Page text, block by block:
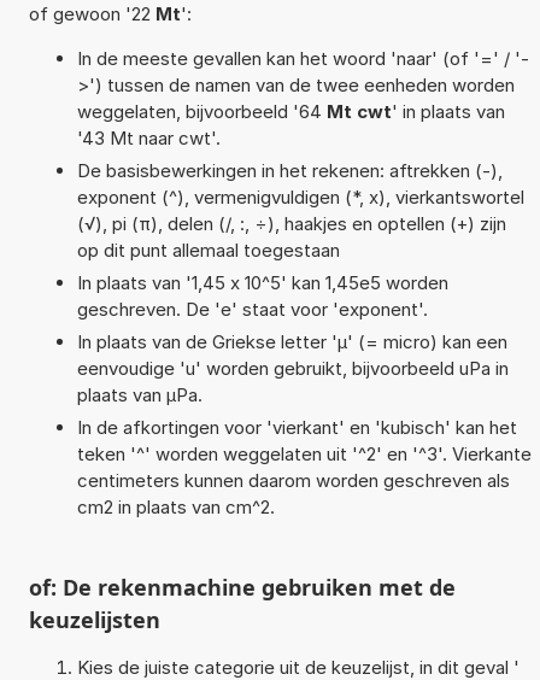
of gewoon '22 Mt':
In de meeste gevallen kan het woord 'naar' (of '=' / '-
>') tussen de namen van de twee eenheden worden
weggelaten, bijvoorbeeld '64 Mt cwt' in plaats van
'43 Mt naar cwt'.
De basisbewerkingen in het rekenen: aftrekken (-),
exponent (^), vermenigvuldigen (*, x), vierkantswortel
(√), pi (π), delen (/, :, ÷), haakjes en optellen (+) zijn
op dit punt allemaal toegestaan
In plaats van '1,45 x 10^5' kan 1,45e5 worden
geschreven. De 'e' staat voor 'exponent'.
In plaats van de Griekse letter 'µ' (= micro) kan een
eenvoudige 'u' worden gebruikt, bijvoorbeeld uPa in
plaats van µPa.
In de afkortingen voor 'vierkant' en 'kubisch' kan het
teken '^' worden weggelaten uit '^2' en '^3'. Vierkante
centimeters kunnen daarom worden geschreven als
cm2 in plaats van cm^2.
of: De rekenmachine gebruiken met de
keuzelijsten
Kies de juiste categorie uit de keuzelijst, in dit geval '